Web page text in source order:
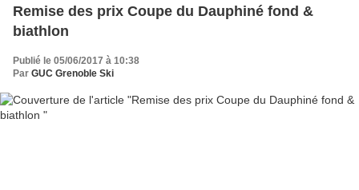
Remise des prix Coupe du Dauphiné fond &
biathlon
Publié le 05/06/2017 à 10:38
Par GUC Grenoble Ski